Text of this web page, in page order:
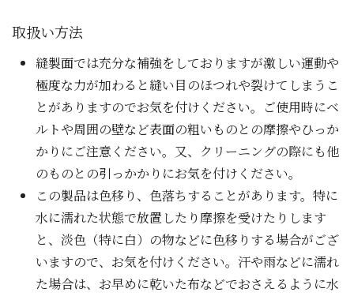
取扱い方法
縫製面では充分な補強をしておりますが激しい運動や
極度な力が加わると縫い目のほつれや裂けてしまうこ
とがありますのでお気を付けください。ご使用時にベ
ルトや周囲の壁など表面の粗いものとの摩擦やひっか
かりにご注意ください。又、クリーニングの際にも他
のものとの引っかかりにお気を付けください。
この製品は色移り、色落ちすることがあります。特に
水に濡れた状態で放置したり摩擦を受けたりします
と、淡色（特に白）の物などに色移りする場合がござ
いますので、お気を付けください。汗や雨などに濡れ
た場合は、お早めに乾いた布などでおさえるように水